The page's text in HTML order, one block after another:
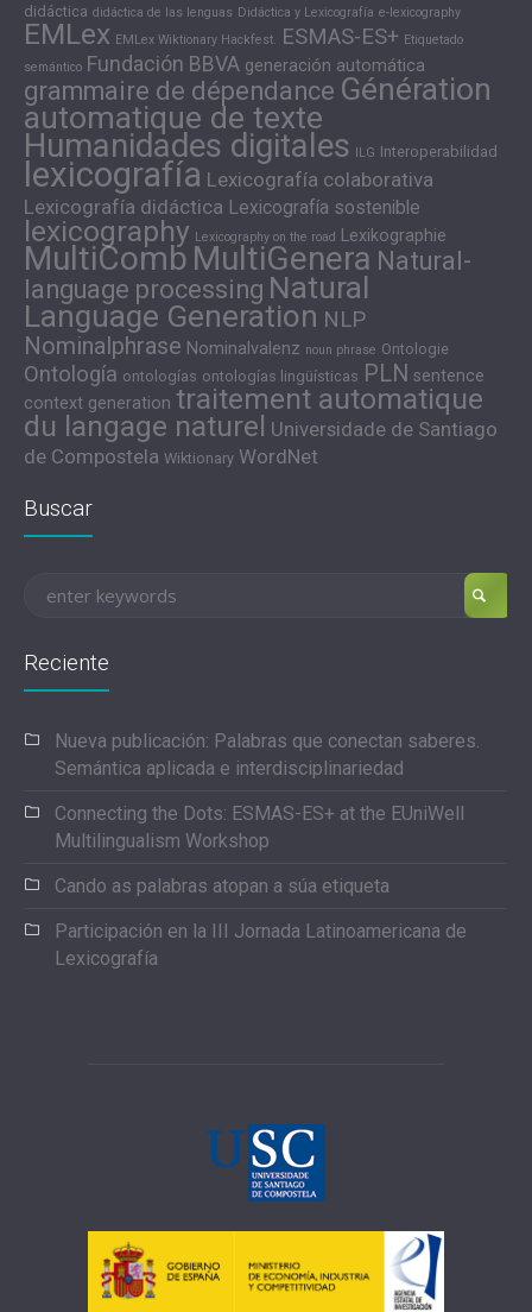
didáctica didáctica de las lenguas Didáctica y Lexicografía e-lexicography
EMLex EMLex Wiktionary Hackfest. ESMAS-ES+ Etiquetado
semántico Fundación BBVA generación automática
grammaire de dépendance Génération
automatique de texte
Humanidades digitales ILG Interoperabilidad
lexicografía Lexicografía colaborativa
Lexicografía didáctica Lexicografía sostenible
lexicography Lexicography on the road Lexikographie
MultiComb MultiGenera Natural-
language processing Natural
Language Generation NLP
Nominalphrase Nominalvalenz noun phrase Ontologie
Ontología ontologías ontologías lingüísticas PLN sentence
context generation traitement automatique
du langage naturel Universidade de Santiago
de Compostela Wiktionary WordNet
Buscar
Reciente
Nueva publicación: Palabras que conectan saberes.
Semántica aplicada e interdisciplinariedad
Connecting the Dots: ESMAS-ES+ at the EUniWell
Multilingualism Workshop
Cando as palabras atopan a súa etiqueta
Participación en la III Jornada Latinoamericana de
Lexicografía